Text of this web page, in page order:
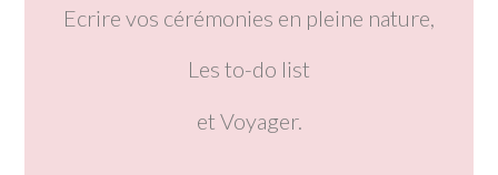
Ecrire vos cérémonies en pleine nature,
Les to-do list
et Voyager.